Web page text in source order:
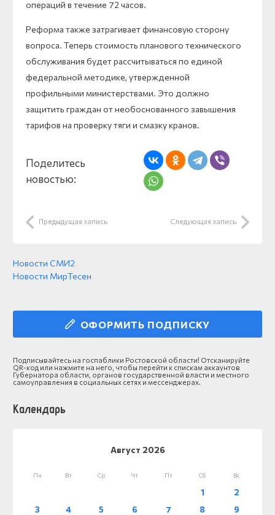
операций в течение 72 часов.
Реформа также затрагивает финансовую сторону
вопроса. Теперь стоимость планового технического
обслуживания будет рассчитываться по единой
федеральной методике, утвержденной
профильными министерствами. Это должно
защитить граждан от необоснованного завышения
тарифов на проверку тяги и смазку кранов.
Поделитесь
новостью:
Предыдущая запись Следующая запись
Новости СМИ2
Новости МирТесен
ОФОРМИТЬ ПОДПИСКУ
Подписывайтесь на госпаблики Ростовской области! Отсканируйте
QR-код или нажмите на него, чтобы перейти к спискам аккаунтов
Губернатора области, органов государственной власти и местного
самоуправления в социальных сетях и мессенджерах.
Календарь
Август 2026
Пн Вт Ср Чт Пт Сб Вс
1
2
3
4 5 6 7 8
9